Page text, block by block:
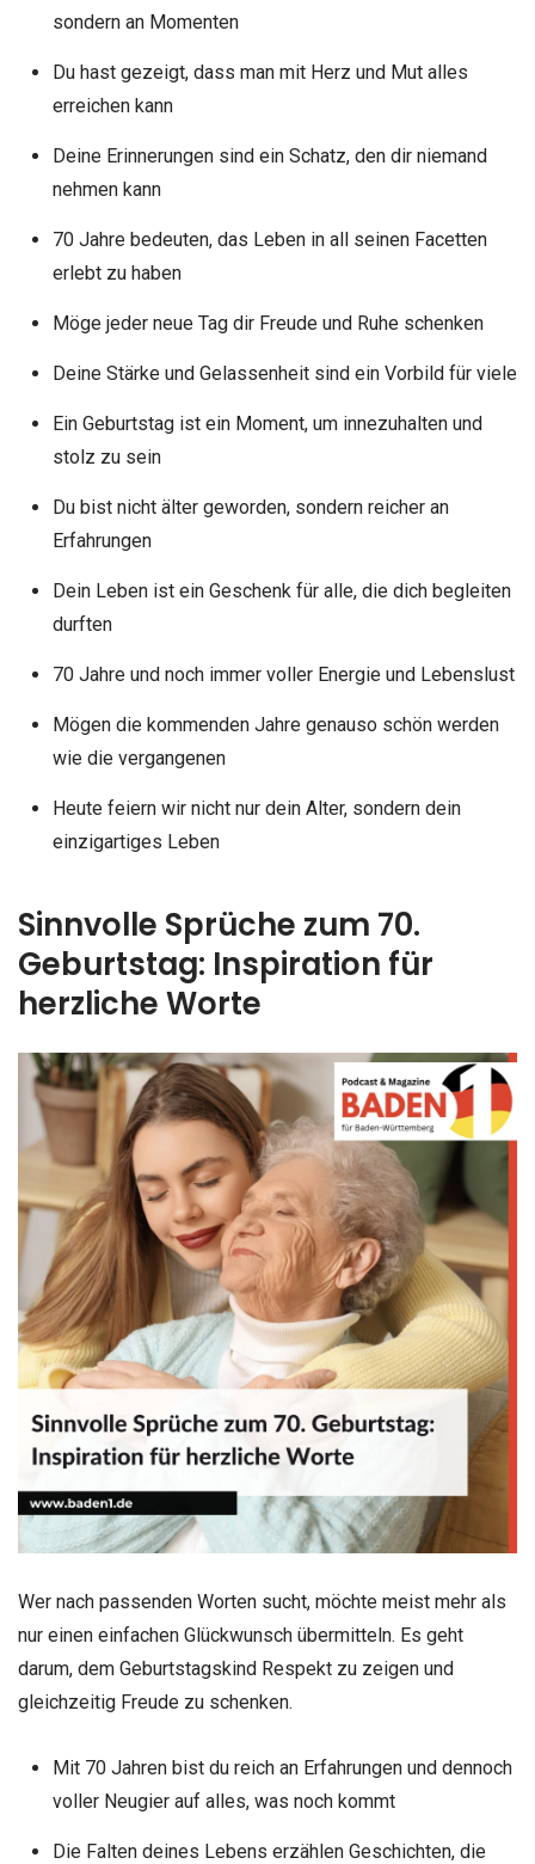
sondern an Momenten
Du hast gezeigt, dass man mit Herz und Mut alles
erreichen kann
Deine Erinnerungen sind ein Schatz, den dir niemand
nehmen kann
70 Jahre bedeuten, das Leben in all seinen Facetten
erlebt zu haben
Möge jeder neue Tag dir Freude und Ruhe schenken
Deine Stärke und Gelassenheit sind ein Vorbild für viele
Ein Geburtstag ist ein Moment, um innezuhalten und
stolz zu sein
Du bist nicht älter geworden, sondern reicher an
Erfahrungen
Dein Leben ist ein Geschenk für alle, die dich begleiten
durften
70 Jahre und noch immer voller Energie und Lebenslust
Mögen die kommenden Jahre genauso schön werden
wie die vergangenen
Heute feiern wir nicht nur dein Alter, sondern dein
einzigartiges Leben
Sinnvolle Sprüche zum 70.
Geburtstag: Inspiration für
herzliche Worte
Wer nach passenden Worten sucht, möchte meist mehr als
nur einen einfachen Glückwunsch übermitteln. Es geht
darum, dem Geburtstagskind Respekt zu zeigen und
gleichzeitig Freude zu schenken.
Mit 70 Jahren bist du reich an Erfahrungen und dennoch
voller Neugier auf alles, was noch kommt
Die Falten deines Lebens erzählen Geschichten, die